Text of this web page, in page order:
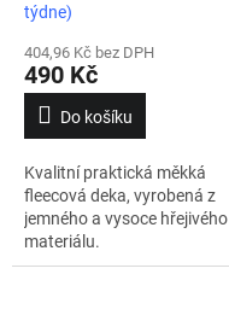
týdne)
404,96 Kč bez DPH
490 Kč
Do košíku
Kvalitní praktická měkká
fleecová deka, vyrobená z
jemného a vysoce hřejivého
materiálu.